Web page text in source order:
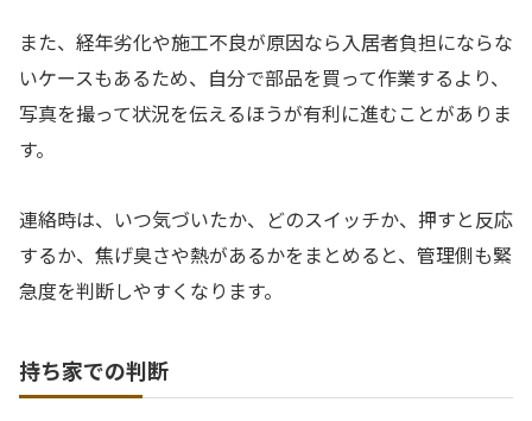
また、経年劣化や施工不良が原因なら入居者負担にならな
いケースもあるため、自分で部品を買って作業するより、
写真を撮って状況を伝えるほうが有利に進むことがありま
す。
連絡時は、いつ気づいたか、どのスイッチか、押すと反応
するか、焦げ臭さや熱があるかをまとめると、管理側も緊
急度を判断しやすくなります。
持ち家での判断